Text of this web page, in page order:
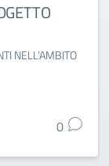
NELL’AMBITO
0